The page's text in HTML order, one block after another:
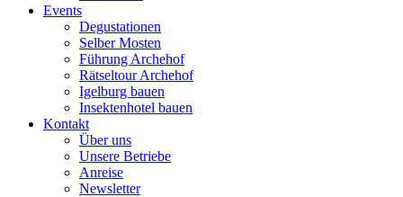
Events
Degustationen
Selber Mosten
Führung Archehof
Rätseltour Archehof
Igelburg bauen
Insektenhotel bauen
Kontakt
Über uns
Unsere Betriebe
Anreise
Newsletter